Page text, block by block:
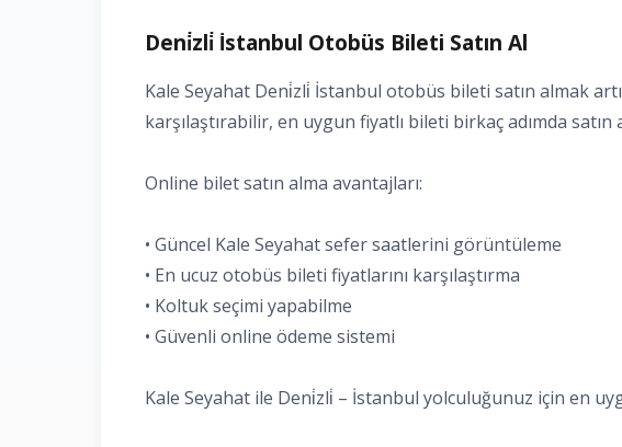
Deni̇zli̇ İstanbul Otobüs Bileti Satın Al
Kale Seyahat Deni̇zli̇ İstanbul otobüs bileti satın almak
karşılaştırabilir, en uygun fiyatlı bileti birkaç adımda satın
Online bilet satın alma avantajları:
• Güncel Kale Seyahat sefer saatlerini görüntüleme
• En ucuz otobüs bileti fiyatlarını karşılaştırma
• Koltuk seçimi yapabilme
• Güvenli online ödeme sistemi
Kale Seyahat ile Deni̇zli̇ – İstanbul yolculuğunuz için en